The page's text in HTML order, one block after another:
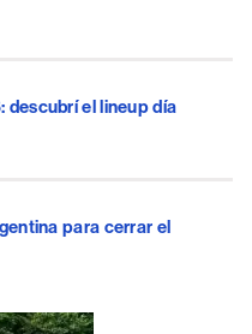
descubrí el lineup día
para cerrar el